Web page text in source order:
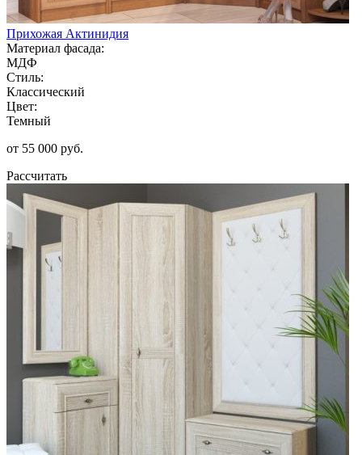
Прихожая Актинидия
Материал фасада:
МДФ
Стиль:
Классический
Цвет:
Темный
от 55 000 руб.
Рассчитать